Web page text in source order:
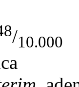
/10.000